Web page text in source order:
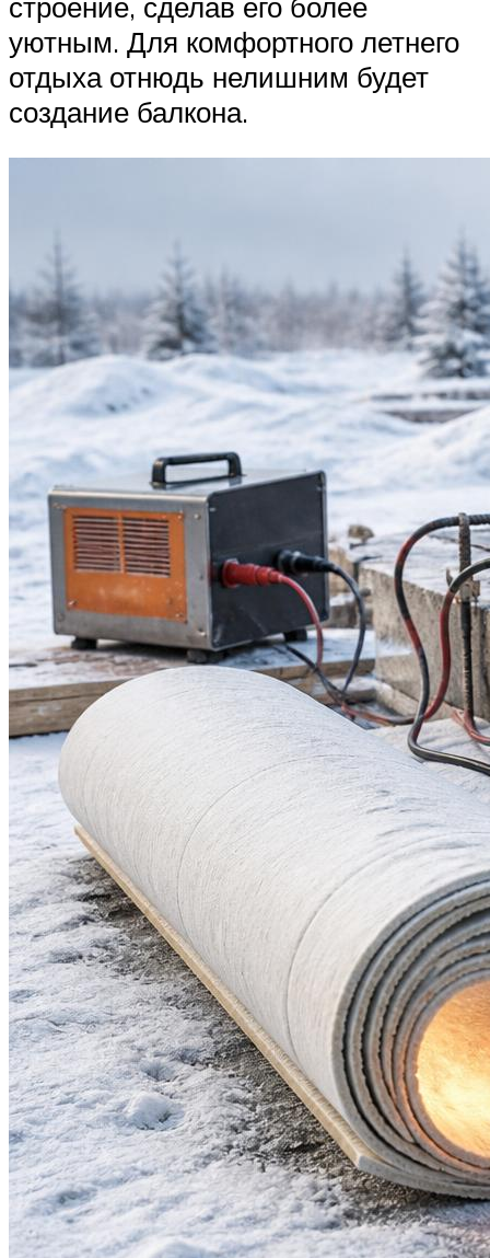
уютным. Для комфортного летнего
отдыха отнюдь нелишним будет
создание балкона.